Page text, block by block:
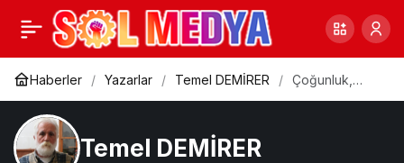
Haberler Yazarlar Temel DEMİRER
Çoğunluk,
Temel DEMİRER
Yasa(K)Lara Saygılı
Sendikacılık Ol(A)Maz!
[*]
0 Paylaş